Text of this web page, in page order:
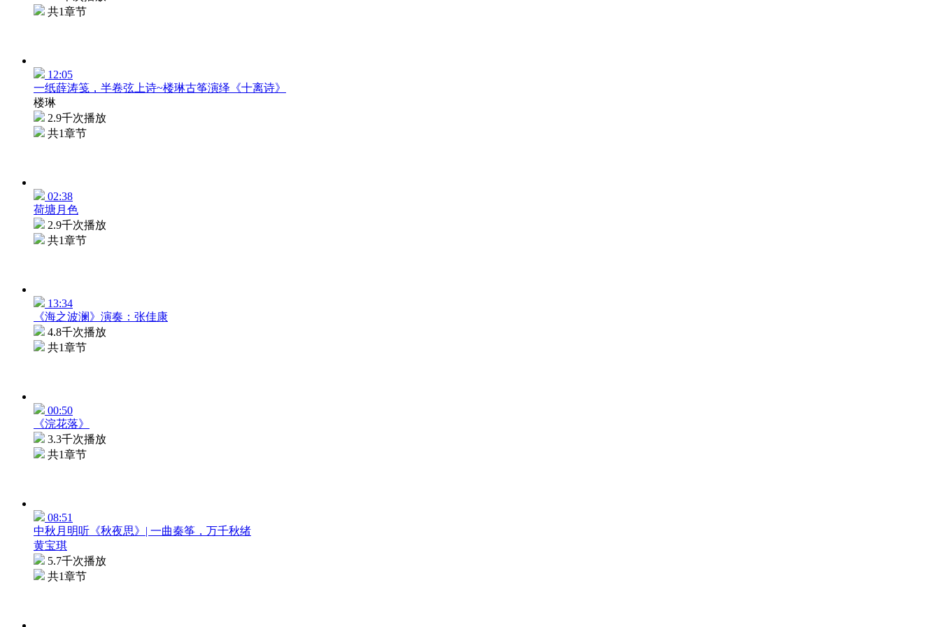
共1章节
12:05
一纸薛涛笺，半卷弦上诗~楼琳古筝演绎《十离诗》
楼琳
2.9千次播放
共1章节
02:38
荷塘月色
2.9千次播放
共1章节
13:34
《海之波澜》演奏：张佳康
4.8千次播放
共1章节
00:50
《浣花落》
3.3千次播放
共1章节
08:51
中秋月明听《秋夜思》| 一曲秦筝，万千秋绪
黄宝琪
5.7千次播放
共1章节